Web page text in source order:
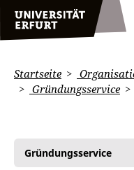
Startseite
Gründungsservice
Gründungsservice